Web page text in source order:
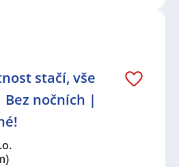
stačí, vše
nočních |